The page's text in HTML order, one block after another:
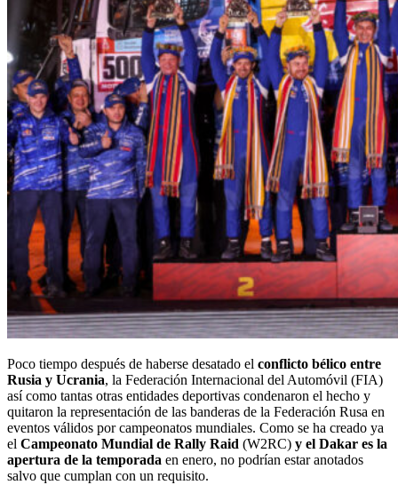
Poco tiempo después de haberse desatado el conflicto bélico entre
Rusia y Ucrania, la Federación Internacional del Automóvil (FIA)
así como tantas otras entidades deportivas condenaron el hecho y
quitaron la representación de las banderas de la Federación Rusa en
eventos válidos por campeonatos mundiales. Como se ha creado ya
el Campeonato Mundial de Rally Raid (W2RC) y el Dakar es la
apertura de la temporada en enero, no podrían estar anotados
salvo que cumplan con un requisito.